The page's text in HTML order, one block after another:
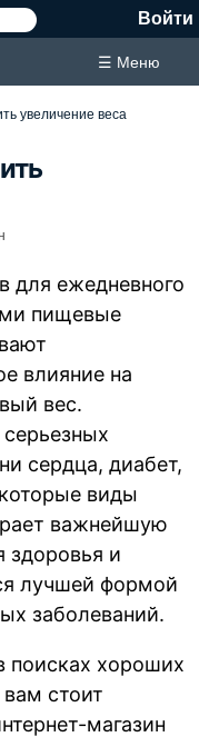
Войти
☰ Меню
увеличение веса
для ежедневного
пищевые
влияние на
вес.
сердца, диабет,
виды
важнейшую
здоровья и
лучшей формой
заболеваний.
поисках хороших
стоит
магазин